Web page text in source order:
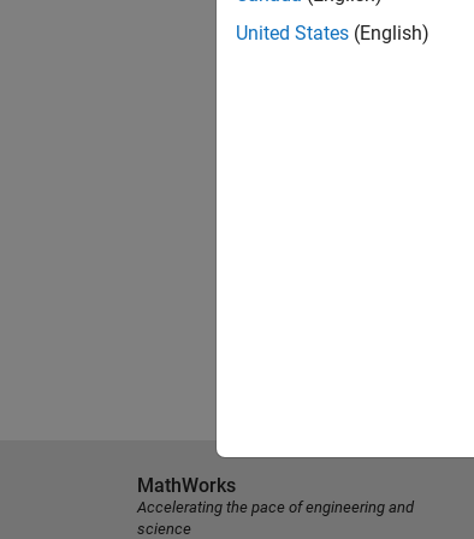
United States (English)
MathWorks
Accelerating the pace of engineering and
science